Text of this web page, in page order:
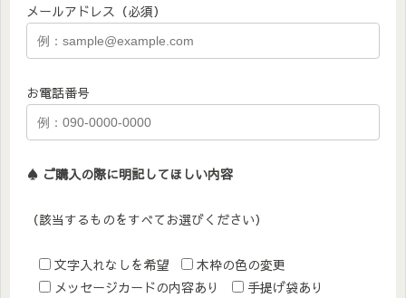
メールアドレス（必須）
お電話番号
♠︎ ご購入の際に明記してほしい内容
（該当するものをすべてお選びください）
文字入れなしを希望
木枠の色の変更
メッセージカードの内容あり
手提げ袋あり